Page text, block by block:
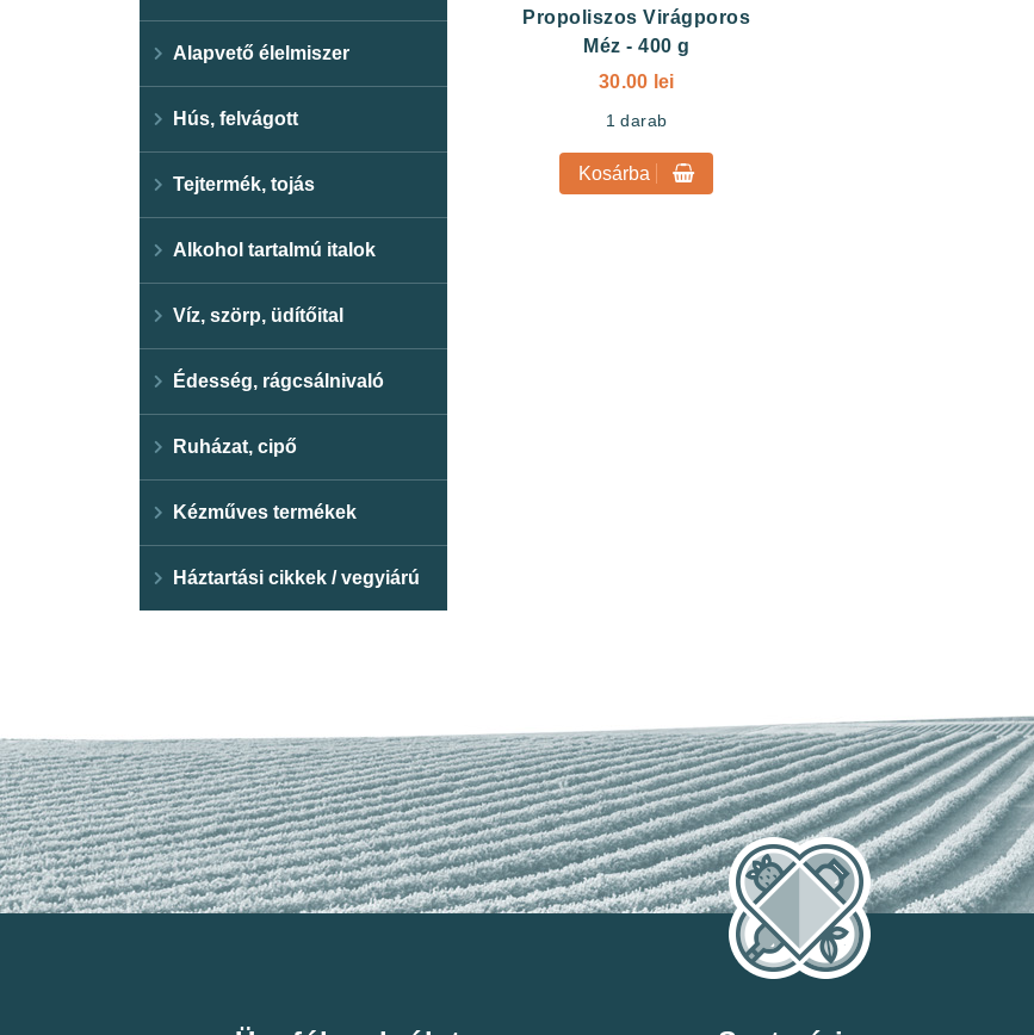
Alapvető élelmiszer
Hús, felvágott
Tejtermék, tojás
Alkohol tartalmú italok
Víz, szörp, üdítőital
Édesség, rágcsálnivaló
Ruházat, cipő
Kézműves termékek
Háztartási cikkek / vegyiárú
Propoliszos Virágporos
Méz - 400 g
30.00 lei
1 darab
Kosárba